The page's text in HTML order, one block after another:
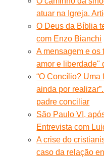
atuar na Igreja.
O Deus da Bíblia
com Enzo Bianchi
A mensagem e os
amor e liberdade"
“O Concílio?
ainda por
padre conciliar
São Paulo VI,
Entrevista com
A crise do
caso da relação